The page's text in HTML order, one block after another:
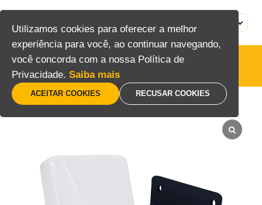
Utilizamos cookies para oferecer a melhor
experiência para você, ao continuar navegando,
você concorda com a nossa Política de
Privacidade. Saiba mais
RECUSAR COOKIES
ACEITAR COOKIES
conteúdo
Alarmes
Home / Segurança eletrônica / Alarmes / SHC-Fit PA